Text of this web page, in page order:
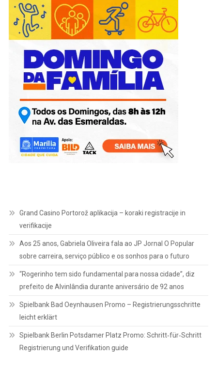
Grand Casino Portorož aplikacija – koraki registracije in
verifikacije
Aos 25 anos, Gabriela Oliveira fala ao JP Jornal O Popular
sobre carreira, serviço público e os sonhos para o futuro
“Rogerinho tem sido fundamental para nossa cidade”, diz
prefeito de Alvinlândia durante aniversário de 92 anos
Spielbank Bad Oeynhausen Promo – Registrierungsschritte
leicht erklärt
Spielbank Berlin Potsdamer Platz Promo: Schritt‑für‑Schritt
Registrierung und Verifikation guide